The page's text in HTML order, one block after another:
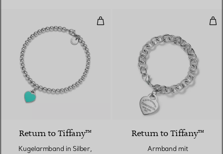
Kugelarmband in Silber, Tiffany
3 Farben
Return to Tiffany™
Kugelarmband in Silber,
Return to Tiffany™
Armband mit